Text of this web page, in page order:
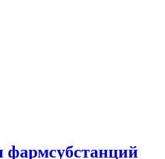
фармсубстанций